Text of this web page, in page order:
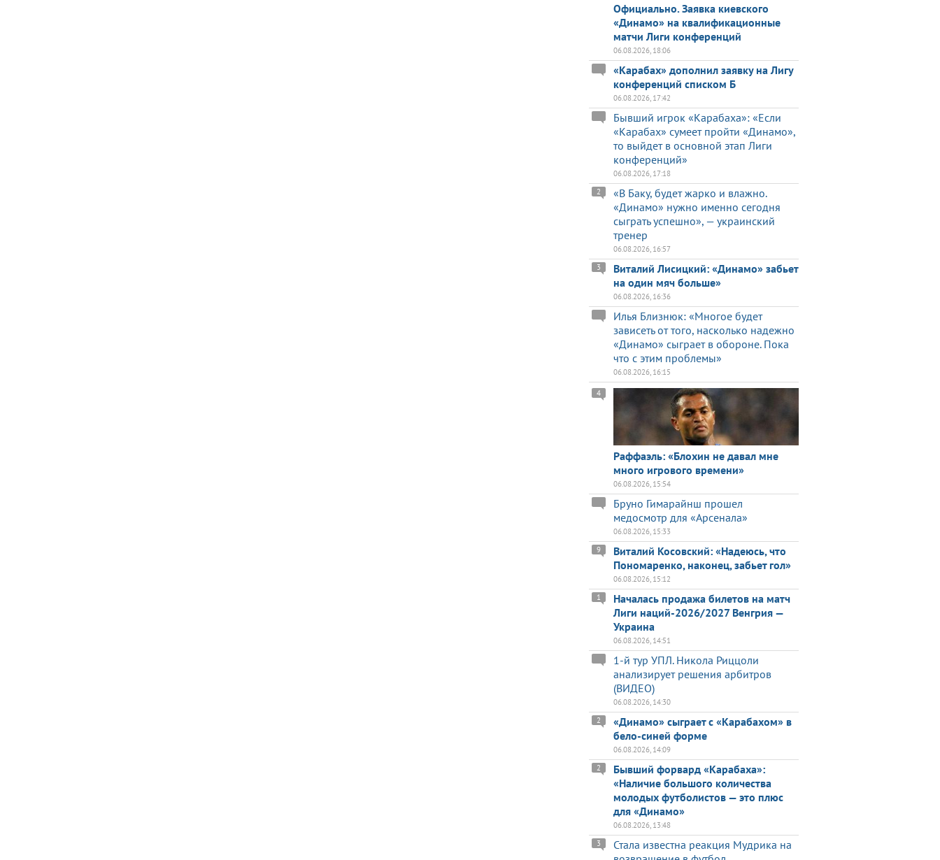
Официально. Заявка киевского
«Динамо» на квалификационные
матчи Лиги конференций
06.08.2026, 18:06
«Карабах» дополнил заявку на Лигу
конференций списком Б
06.08.2026, 17:42
Бывший игрок «Карабаха»: «Если
«Карабах» сумеет пройти «Динамо»,
то выйдет в основной этап Лиги
конференций»
06.08.2026, 17:18
«В Баку, будет жарко и влажно.
«Динамо» нужно именно сегодня
сыграть успешно», — украинский
тренер
2
06.08.2026, 16:57
Виталий Лисицкий: «Динамо» забьет
на один мяч больше»
3
06.08.2026, 16:36
Илья Близнюк: «Многое будет
зависеть от того, насколько надежно
«Динамо» сыграет в обороне. Пока
что с этим проблемы»
06.08.2026, 16:15
Раффаэль: «Блохин не давал мне
много игрового времени»
4
06.08.2026, 15:54
Бруно Гимарайнш прошел
медосмотр для «Арсенала»
06.08.2026, 15:33
Виталий Косовский: «Надеюсь, что
Пономаренко, наконец, забьет гол»
9
06.08.2026, 15:12
Началась продажа билетов на матч
Лиги наций-2026/2027 Венгрия —
Украина
1
06.08.2026, 14:51
1-й тур УПЛ. Никола Риццоли
анализирует решения арбитров
(ВИДЕО)
06.08.2026, 14:30
«Динамо» сыграет с «Карабахом» в
бело-синей форме
2
06.08.2026, 14:09
Бывший форвард «Карабаха»:
«Наличие большого количества
молодых футболистов — это плюс
для «Динамо»
2
06.08.2026, 13:48
Стала известна реакция Мудрика на
3